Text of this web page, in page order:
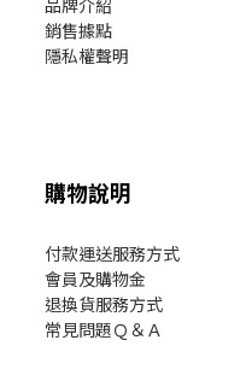
銷售據點
隱私權聲明
購物說明
付款運送服務方式
會員及購物金
退換貨服務方式
常見問題Ｑ＆Ａ